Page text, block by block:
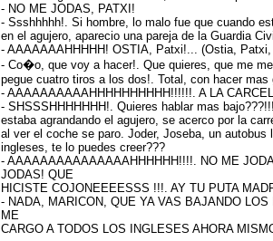
- NO ME JODAS, PATXI!
- Ssshhhhh!. Si hombre, lo malo fue que cuando
en el agujero, aparecio una pareja de la Guardia Civil.
- AAAAAAAHHHHH! OSTIA, Patxi!... (Ostia,
- Co�o, que voy a hacer!. Que quieres, que me
pegue cuatro tiros a los dos!. Total, con hacer mas
- AAAAAAAAAAHHHHHHHHHH!!!!!!. A LA
- SHSSSHHHHHHH!. Quieres hablar mas
estaba agrandando el agujero, se acerco por la
al ver el coche se paro. Joder, Joseba, un autobus
ingleses, te lo puedes creer???
- AAAAAAAAAAAAAAAHHHHHH!!!!. NO ME
JODAS! QUE
HICISTE COJONEEEESSS !!!. AY TU PUTA
- NADA, MARICON, QUE YA VAS BAJANDO
ME
CARGO A TODOS LOS INGLESES AHORA